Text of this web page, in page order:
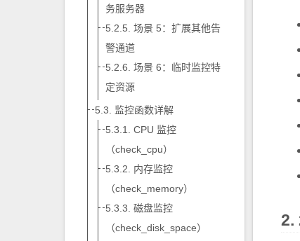
务服务器
场景 5：扩展其他告
警通道
场景 6：临时监控特
定资源
监控函数详解
CPU 监控
（check_cpu）
内存监控
（check_memory）
磁盘监控
（check_disk_space）